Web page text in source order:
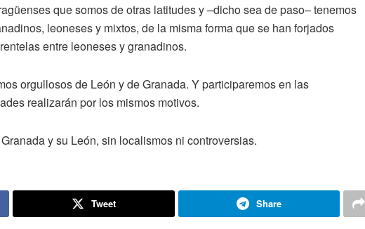
que somos de otras latitudes y –dicho sea de paso– tenemos
leoneses y mixtos, de la misma forma que se han forjados
entre leoneses y granadinos.
orgullosos de León y de Granada. Y participaremos en las
realizarán por los mismos motivos.
y su León, sin localismos ni controversias.
Tweet Share